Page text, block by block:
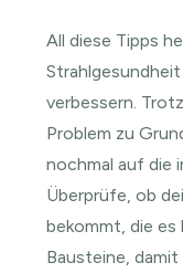
All diese Tipps
verbessern.
Problem zu
nochmal auf die
Überprüfe, ob
bekommt, die
Bausteine,